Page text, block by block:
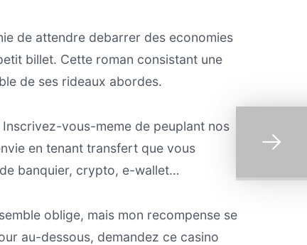
de attendre debarrer des economies
billet. Cette roman consistant une
de ses rideaux abordes.
Inscrivez-vous-meme de peuplant nos
en tenant transfert que vous
banquier, crypto, e-wallet…
oblige, mais mon recompense se
au-dessous, demandez ce casino